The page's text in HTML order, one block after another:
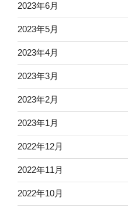
2023年6月
2023年5月
2023年4月
2023年3月
2023年2月
2023年1月
2022年12月
2022年11月
2022年10月